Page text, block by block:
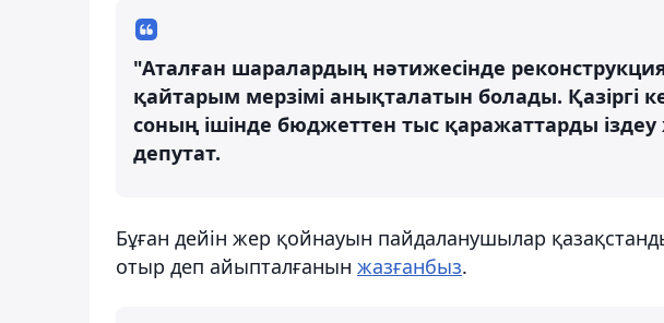
"Аталған шаралардың нәтижесінде
қайтарым мерзімі анықталатын болады. Қазіргі
соның ішінде бюджеттен тыс қаражаттарды
депутат.
Бұған дейін жер қойнауын пайдаланушылар
отыр деп айыпталғанын жазғанбыз.